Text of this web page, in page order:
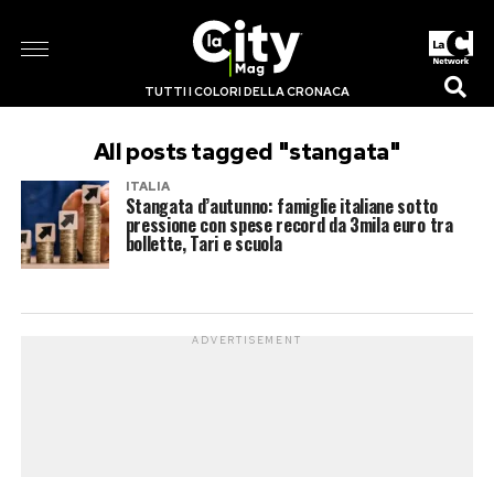
TUTTI I COLORI DELLA CRONACA
All posts tagged "stangata"
ITALIA
Stangata d’autunno: famiglie italiane sotto
pressione con spese record da 3mila euro tra
bollette, Tari e scuola
ADVERTISEMENT